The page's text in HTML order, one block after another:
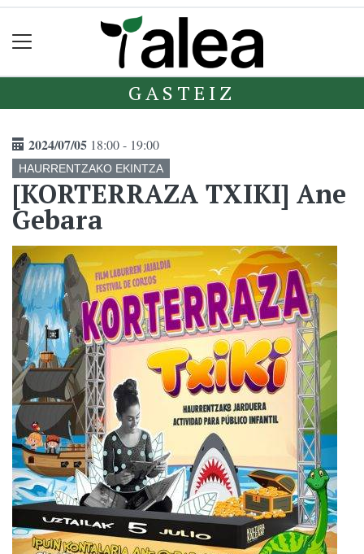
GASTEIZ
2024/07/05 18:00 - 19:00
HAURRENTZAKO EKINTZA
[KORTERRAZA TXIKI] Ane
Gebara